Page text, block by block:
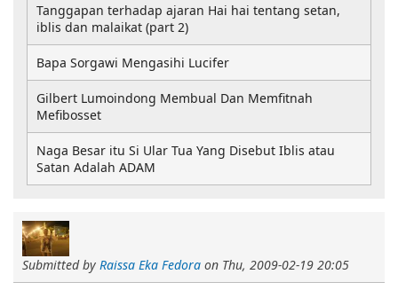
Submitted by Raissa Eka Fedora on Thu, 2009-02-19 20:05
Tanggapan terhadap ajaran Hai hai tentang setan,
iblis dan malaikat (part 2)
Bapa Sorgawi Mengasihi Lucifer
Gilbert Lumoindong Membual Dan Memfitnah
Mefibosset
Naga Besar itu Si Ular Tua Yang Disebut Iblis atau
Satan Adalah ADAM